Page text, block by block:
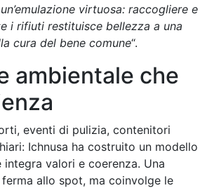
virtuosa: raccogliere e
i rifiuti restituisce bellezza a una
cura del bene comune“.
ambientale che
eventi di pulizia, contenitori
Ichnusa ha costruito un modello
valori e coerenza. Una
allo spot, ma coinvolge le